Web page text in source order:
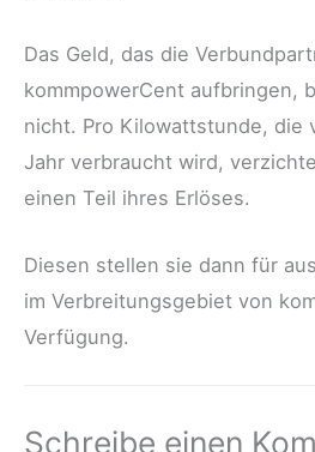
Das Geld, das die
kommpowerCent aufbringen,
nicht. Pro Kilowattstunde, die
Jahr verbraucht wird,
einen Teil ihres Erlöses.
Diesen stellen sie dann für
im Verbreitungsgebiet von
Verfügung.
Schreibe einen